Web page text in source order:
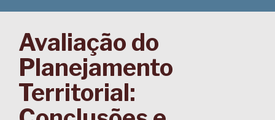
Avaliação do
Planejamento
Territorial: